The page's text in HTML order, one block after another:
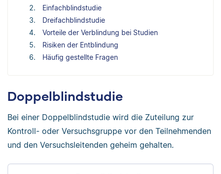
Einfachblindstudie
Dreifachblindstudie
Vorteile der Verblindung bei Studien
Risiken der Entblindung
Häufig gestellte Fragen
Doppelblindstudie
Bei einer Doppelblindstudie wird die Zuteilung zur
Kontroll- oder Versuchsgruppe vor den Teilnehmenden
und den Versuchsleitenden geheim gehalten.